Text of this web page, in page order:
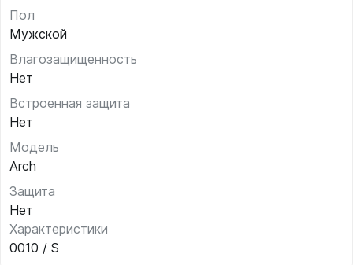
Пол
Мужской
Влагозащищенность
Нет
Встроенная защита
Нет
Модель
Arch
Защита
Нет
Характеристики
0010 / S